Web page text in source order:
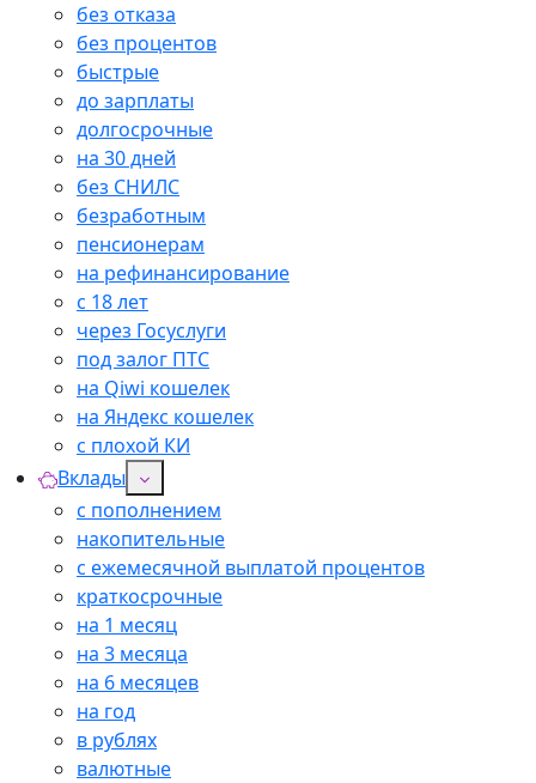
без отказа
без процентов
быстрые
до зарплаты
долгосрочные
на 30 дней
без СНИЛС
безработным
пенсионерам
на рефинансирование
с 18 лет
через Госуслуги
под залог ПТС
на Qiwi кошелек
на Яндекс кошелек
с плохой КИ
Вклады
с пополнением
накопительные
с ежемесячной выплатой процентов
краткосрочные
на 1 месяц
на 3 месяца
на 6 месяцев
на год
в рублях
валютные